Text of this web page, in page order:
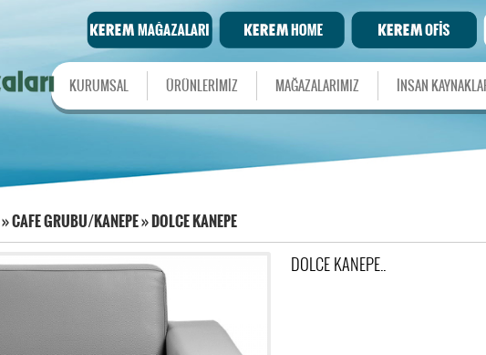
KURUMSAL ÜRÜNLERİMİZ MAĞAZALARIMIZ İNSAN
»CAFE GRUBU/KANEPE»DOLCE KANEPE
DOLCE KANEPE..